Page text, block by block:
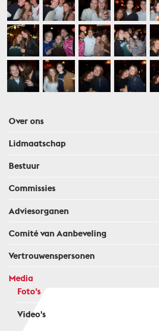
Over ons
Lidmaatschap
Bestuur
Commissies
Adviesorganen
Comité van Aanbeveling
Vertrouwenspersonen
Media
Foto's
Video's